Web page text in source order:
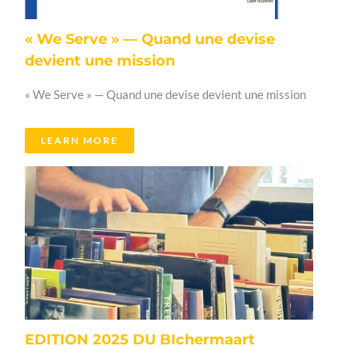
« We Serve » — Quand une devise
devient une mission
« We Serve » — Quand une devise devient une mission
LEARN MORE
EDITION 2025 DU BIchermaart